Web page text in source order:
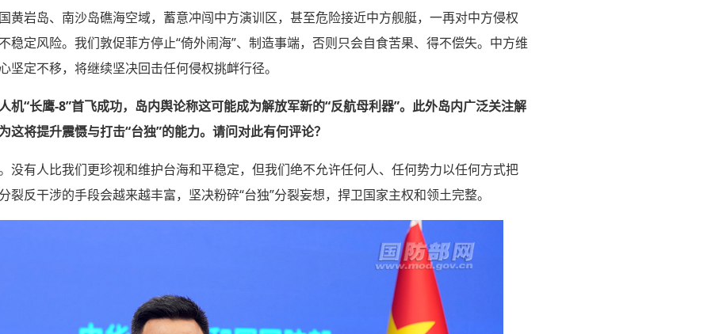
黄岩岛、南沙岛礁海空域，蓄意冲闯中方演训区，甚至危险接近中方舰艇，一再对中方侵权
稳定风险。我们敦促菲方停止“倚外闹海”、制造事端，否则只会自食苦果、得不偿失。中方维
坚定不移，将继续坚决回击任何侵权挑衅行径。
机“长鹰-8”首飞成功，岛内舆论称这可能成为解放军新的“反航母利器”。此外岛内广泛关注解
这将提升震慑与打击“台独”的能力。请问对此有何评论？
没有人比我们更珍视和维护台海和平稳定，但我们绝不允许任何人、任何势力以任何方式把
裂反干涉的手段会越来越丰富，坚决粉碎“台独”分裂妄想，捍卫国家主权和领土完整。